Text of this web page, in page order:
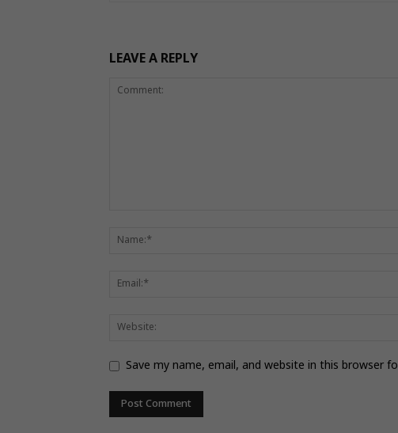
LEAVE A REPLY
Save my name, email, and website in this browser